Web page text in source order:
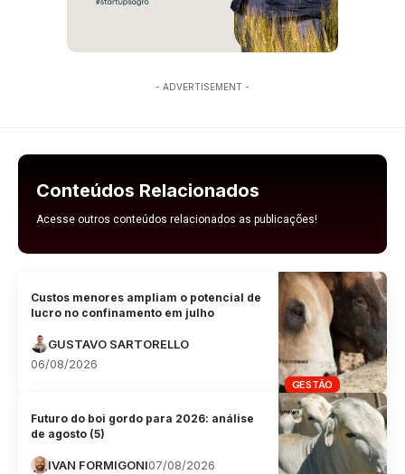
- ADVERTISEMENT -
Conteúdos Relacionados
Acesse outros conteúdos relacionados as publicações!
GESTÃO
Custos menores ampliam o potencial de
lucro no confinamento em julho
GUSTAVO SARTORELLO
06/08/2026
Futuro do boi gordo para 2026: análise
de agosto (5)
IVAN FORMIGONI07/08/2026